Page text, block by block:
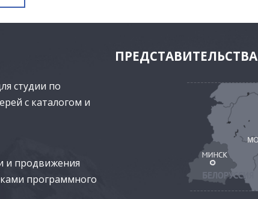
студии по
с каталогом и
и продвижения
программного
ПРЕДСТАВИТЕЛЬСТВА